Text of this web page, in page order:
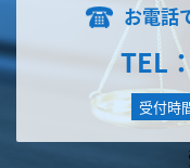
お電話
TEL
受付時